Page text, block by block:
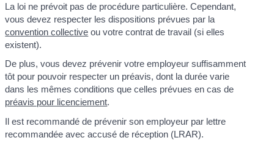
La loi ne prévoit pas de procédure particulière. Cependant,
vous devez respecter les dispositions prévues par la
convention collective ou votre contrat de travail (si elles
existent).
De plus, vous devez prévenir votre employeur suffisamment
tôt pour pouvoir respecter un préavis, dont la durée varie
dans les mêmes conditions que celles prévues en cas de
préavis pour licenciement.
Il est recommandé de prévenir son employeur par lettre
recommandée avec accusé de réception (LRAR).